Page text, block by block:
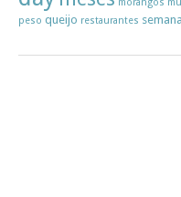
morangos
peso queijo restaurantes